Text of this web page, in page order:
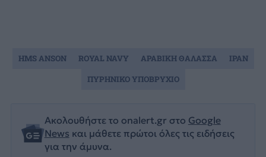
Ακολουθήστε το onalert.gr στο Google
News και μάθετε πρώτοι όλες τις ειδήσεις
για την άμυνα.
HMS ANSON ROYAL NAVY ΑΡΑΒΙΚΗ ΘΑΛΑΣΣΑ
ΙΡΑΝ
ΠΥΡΗΝΙΚΟ ΥΠΟΒΡΥΧΙΟ